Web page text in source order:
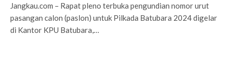
Jangkau.com – Rapat pleno terbuka pengundian nomor urut
pasangan calon (paslon) untuk Pilkada Batubara 2024 digelar
di Kantor KPU Batubara,…